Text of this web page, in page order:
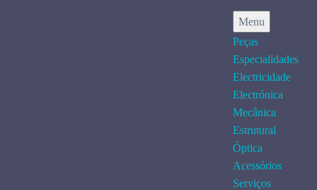
Menu
Peças
Especialidades
Electricidade
Electrónica
Mecânica
Estrutural
Óptica
Acessórios
Serviços